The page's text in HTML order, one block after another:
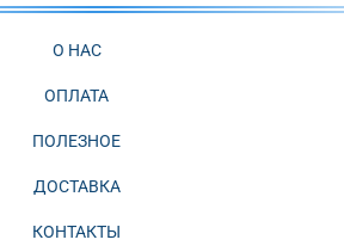
О НАС
ОПЛАТА
ПОЛЕЗНОЕ
ДОСТАВКА
КОНТАКТЫ